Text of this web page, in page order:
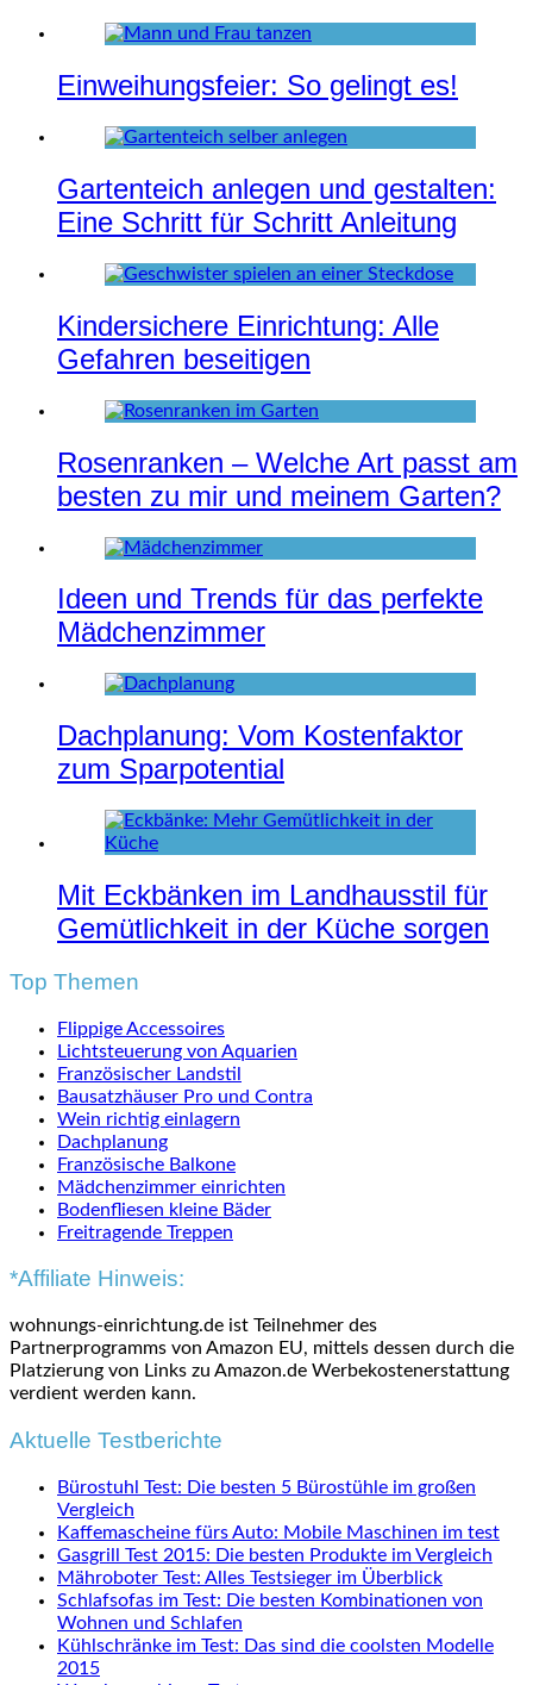
Einweihungsfeier: So gelingt es!
Gartenteich anlegen und gestalten:
Eine Schritt für Schritt Anleitung
Kindersichere Einrichtung: Alle
Gefahren beseitigen
Rosenranken – Welche Art passt am
besten zu mir und meinem Garten?
Ideen und Trends für das perfekte
Mädchenzimmer
Dachplanung: Vom Kostenfaktor
zum Sparpotential
Mit Eckbänken im Landhausstil für
Gemütlichkeit in der Küche sorgen
Top Themen
Flippige Accessoires
Lichtsteuerung von Aquarien
Französischer Landstil
Bausatzhäuser Pro und Contra
Wein richtig einlagern
Dachplanung
Französische Balkone
Mädchenzimmer einrichten
Bodenfliesen kleine Bäder
Freitragende Treppen
*Affiliate Hinweis:
wohnungs-einrichtung.de ist Teilnehmer des
Partnerprogramms von Amazon EU, mittels dessen durch die
Platzierung von Links zu Amazon.de Werbekostenerstattung
verdient werden kann.
Aktuelle Testberichte
Bürostuhl Test: Die besten 5 Bürostühle im großen
Vergleich
Kaffemascheine fürs Auto: Mobile Maschinen im test
Gasgrill Test 2015: Die besten Produkte im Vergleich
Mähroboter Test: Alles Testsieger im Überblick
Schlafsofas im Test: Die besten Kombinationen von
Wohnen und Schlafen
Kühlschränke im Test: Das sind die coolsten Modelle
2015